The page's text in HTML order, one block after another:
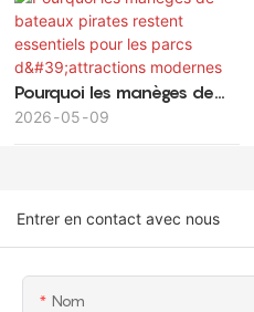
Pourquoi les manèges de
bateaux pirates restent
2026 05 09
Entrer en contact avec nous
Nom